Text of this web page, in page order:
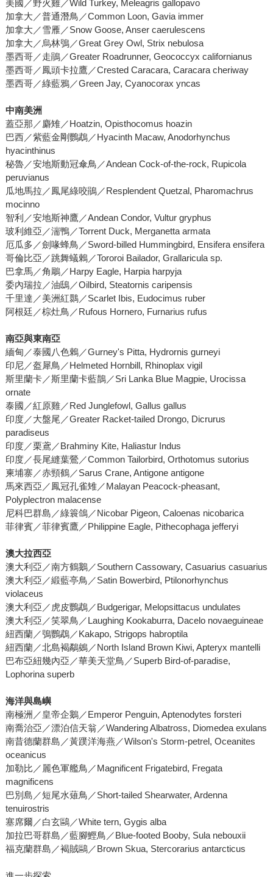
美國／野火雞／Wild Turkey, Meleagris gallopavo
加拿大／普通潛鳥／Common Loon, Gavia immer
加拿大／雪雁／Snow Goose, Anser caerulescens
加拿大／烏林鴞／Great Grey Owl, Strix nebulosa
墨西哥／走鵑／Greater Roadrunner, Geococcyx californianus
墨西哥／鳳頭卡拉鷹／Crested Caracara, Caracara cheriway
墨西哥／綠藍鴉／Green Jay, Cyanocorax yncas
中南美洲
蓋亞那／麝雉／Hoatzin, Opisthocomus hoazin
巴西／紫藍金剛鸚鵡／Hyacinth Macaw, Anodorhynchus
hyacinthinus
秘魯／安地斯動冠傘鳥／Andean Cock-of-the-rock, Rupicola
peruvianus
瓜地馬拉／鳳尾綠咬鵑／Resplendent Quetzal, Pharomachrus
mocinno
智利／安地斯神鷹／Andean Condor, Vultur gryphus
玻利維亞／湍鴨／Torrent Duck, Merganetta armata
厄瓜多／劍喙蜂鳥／Sword-billed Hummingbird, Ensifera ensifera
哥倫比亞／跳舞蟻鶇／Tororoi Bailador, Grallaricula sp.
巴拿馬／角鵰／Harpy Eagle, Harpia harpyja
委內瑞拉／油鴟／Oilbird, Steatornis caripensis
千里達／美洲紅䴉／Scarlet Ibis, Eudocimus ruber
阿根廷／棕灶鳥／Rufous Hornero, Furnarius rufus
南亞與東南亞
緬甸／泰國八色鶇／Gurney's Pitta, Hydrornis gurneyi
印尼／盔犀鳥／Helmeted Hornbill, Rhinoplax vigil
斯里蘭卡／斯里蘭卡藍鵲／Sri Lanka Blue Magpie, Urocissa
ornate
泰國／紅原雞／Red Junglefowl, Gallus gallus
印度／大盤尾／Greater Racket-tailed Drongo, Dicrurus
paradiseus
印度／栗鳶／Brahminy Kite, Haliastur Indus
印度／長尾縫葉鶯／Common Tailorbird, Orthotomus sutorius
柬埔寨／赤頸鶴／Sarus Crane, Antigone antigone
馬來西亞／鳳冠孔雀雉／Malayan Peacock-pheasant,
Polyplectron malacense
尼科巴群島／綠簑鴿／Nicobar Pigeon, Caloenas nicobarica
菲律賓／菲律賓鷹／Philippine Eagle, Pithecophaga jefferyi
澳大拉西亞
澳大利亞／南方鶴鵝／Southern Cassowary, Casuarius casuarius
澳大利亞／緞藍亭鳥／Satin Bowerbird, Ptilonorhynchus
violaceus
澳大利亞／虎皮鸚鵡／Budgerigar, Melopsittacus undulates
澳大利亞／笑翠鳥／Laughing Kookaburra, Dacelo novaeguineae
紐西蘭／鴞鸚鵡／Kakapo, Strigops habroptila
紐西蘭／北島褐鷸鵕／North Island Brown Kiwi, Apteryx mantelli
巴布亞紐幾內亞／華美天堂鳥／Superb Bird-of-paradise,
Lophorina superb
海洋與島嶼
南極洲／皇帝企鵝／Emperor Penguin, Aptenodytes forsteri
南喬治亞／漂泊信天翁／Wandering Albatross, Diomedea exulans
南昔德蘭群島／黃蹼洋海燕／Wilson's Storm-petrel, Oceanites
oceanicus
加勒比／麗色軍艦鳥／Magnificent Frigatebird, Fregata
magnificens
巴別島／短尾水薙鳥／Short-tailed Shearwater, Ardenna
tenuirostris
塞席爾／白玄鷗／White tern, Gygis alba
加拉巴哥群島／藍腳鰹鳥／Blue-footed Booby, Sula nebouxii
福克蘭群島／褐賊鷗／Brown Skua, Stercorarius antarcticus